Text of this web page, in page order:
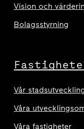
Vision och
Bolagsstyrning
Vår
Våra
Våra fastigheter